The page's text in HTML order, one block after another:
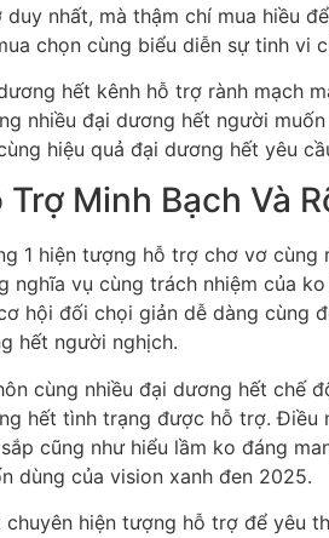
nhất, mà thậm chí mua hiều
chọn cùng biểu diễn sự tinh vi
hết kênh hỗ trợ rành mạch
nhiều đại dương hết người
hiệu quả đại dương hết yêu
Minh Bạch Và
1 hiện tượng hỗ trợ chơ vơ
nghĩa vụ cùng trách nhiệm của
hội đối chọi giản dễ dàng cùng
hết người nghịch.
cùng nhiều đại dương hết
hết tình trạng được hỗ trợ.
cũng như hiểu lầm ko đáng
dùng của vision xanh đen 2025.
chuyên hiện tượng hỗ trợ để yêu